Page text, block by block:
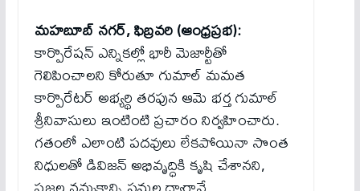
మహబూబ్ నగర్, ఫిబ్రవరి (ఆంధ్రప్రభ):
కార్పొరేషన్ ఎన్నికల్లో భారీ మెజార్టీతో
గెలిపించాలని కోరుతూ గుమాల్ మమత
కార్పొరేటర్ అభ్యర్థి తరఫున ఆమె భర్త గుమాల్
శ్రీనివాసులు ఇంటింటి ప్రచారం నిర్వహించారు.
గతంలో ఎలాంటి పదవులు లేకపోయినా సొంత
నిధులతో డివిజన్ అభివృద్ధికి కృషి చేశానని,